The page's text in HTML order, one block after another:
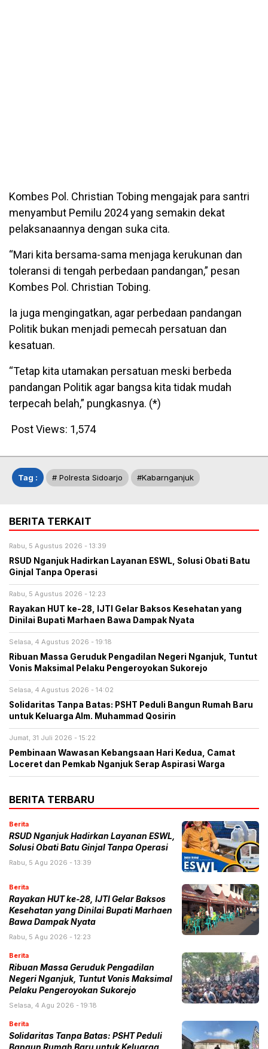
Kombes Pol. Christian Tobing mengajak para santri
menyambut Pemilu 2024 yang semakin dekat
pelaksanaannya dengan suka cita.
“Mari kita bersama-sama menjaga kerukunan dan
toleransi di tengah perbedaan pandangan,” pesan
Kombes Pol. Christian Tobing.
Ia juga mengingatkan, agar perbedaan pandangan
Politik bukan menjadi pemecah persatuan dan
kesatuan.
“Tetap kita utamakan persatuan meski berbeda
pandangan Politik agar bangsa kita tidak mudah
terpecah belah,” pungkasnya. (*)
Post Views: 1,574
Tag : # Polresta Sidoarjo #kabarnganjuk
BERITA TERKAIT
Rabu, 5 Agustus 2026 - 13:39
RSUD Nganjuk Hadirkan Layanan ESWL, Solusi Obati Batu
Ginjal Tanpa Operasi
Rabu, 5 Agustus 2026 - 12:23
Rayakan HUT ke-28, IJTI Gelar Baksos Kesehatan yang
Dinilai Bupati Marhaen Bawa Dampak Nyata
Selasa, 4 Agustus 2026 - 19:18
Ribuan Massa Geruduk Pengadilan Negeri Nganjuk, Tuntut
Vonis Maksimal Pelaku Pengeroyokan Sukorejo
Selasa, 4 Agustus 2026 - 14:02
Solidaritas Tanpa Batas: PSHT Peduli Bangun Rumah Baru
untuk Keluarga Alm. Muhammad Qosirin
Jumat, 31 Juli 2026 - 15:22
Pembinaan Wawasan Kebangsaan Hari Kedua, Camat
Loceret dan Pemkab Nganjuk Serap Aspirasi Warga
BERITA TERBARU
Berita
RSUD Nganjuk Hadirkan Layanan ESWL,
Solusi Obati Batu Ginjal Tanpa Operasi
Rabu, 5 Agu 2026 - 13:39
Berita
Rayakan HUT ke-28, IJTI Gelar Baksos
Kesehatan yang Dinilai Bupati Marhaen
Bawa Dampak Nyata
Rabu, 5 Agu 2026 - 12:23
Berita
Ribuan Massa Geruduk Pengadilan
Negeri Nganjuk, Tuntut Vonis Maksimal
Pelaku Pengeroyokan Sukorejo
Selasa, 4 Agu 2026 - 19:18
Berita
Solidaritas Tanpa Batas: PSHT Peduli